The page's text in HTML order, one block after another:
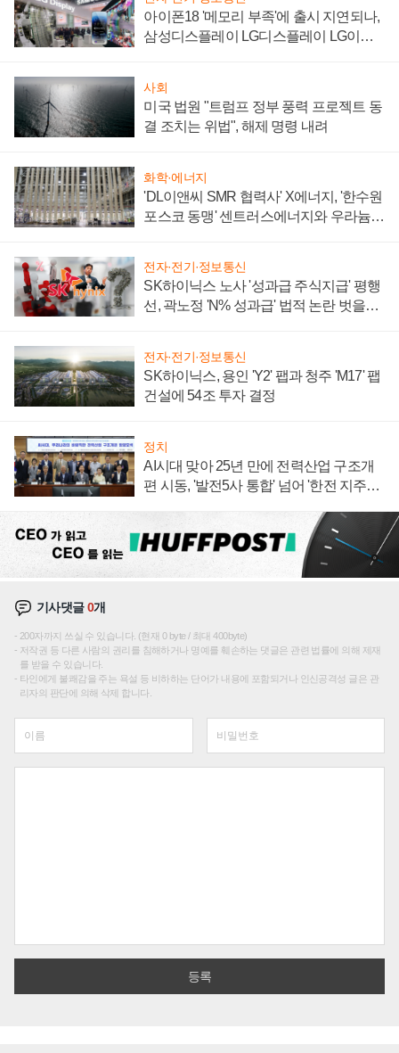
아이폰18 '메모리 부족'에 출시 지연되나,
삼성디스플레이 LG디스플레이 LG이노
사회
미국 법원 "트럼프 정부 풍력 프로젝트 동
결 조치는 위법", 해제 명령 내려
화학·에너지
'DL이앤씨 SMR 협력사' X에너지, '한수원
포스코 동맹' 센트러스에너지와 우라늄
전자·전기·정보통신
SK하이닉스 노사 '성과급 주식지급' 평행
선, 곽노정 'N% 성과급' 법적 논란 벗을지
전자·전기·정보통신
SK하이닉스, 용인 'Y2' 팹과 청주 'M17' 팹
건설에 54조 투자 결정
정치
AI시대 맞아 25년 만에 전력산업 구조개
편 시동, '발전5사 통합' 넘어 '한전 지주사'
기사댓글0개
200자까지 쓰실 수 있습니다. (현재 0 byte / 최대 400byte)
저작권 등 다른 사람의 권리를 침해하거나 명예를 훼손하는 댓글은 관련 법률에 의해 제재
를 받을 수 있습니다.
타인에게 불쾌감을 주는 욕설 등 비하하는 단어가 내용에 포함되거나 인신공격성 글은 관
리자의 판단에 의해 삭제 합니다.